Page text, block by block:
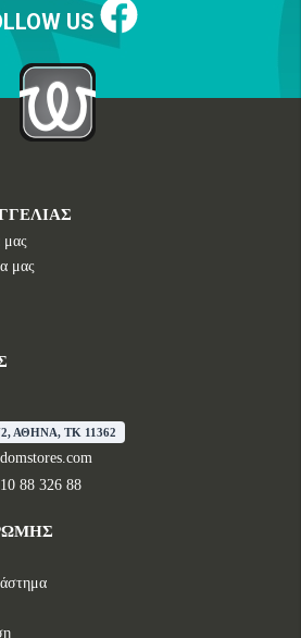
US
μας
μας
ΑΘΗΝΑ, TK 11362
88 326 88